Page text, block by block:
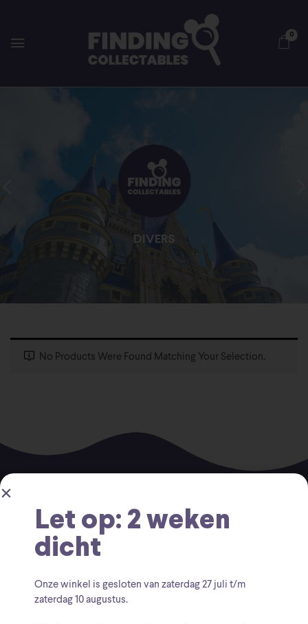
0
DIVERS
No Products Were Found Matching Your Selection.
info@findingcollectables.nl
KVK: 67164218
Let op: 2 weken
dicht
Onze winkel is gesloten van zaterdag27 juli t/m
zaterdag 10 augustus.